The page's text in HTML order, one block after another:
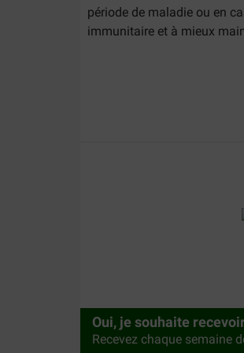
période de maladie ou en
immunitaire et à mieux
Les signes
Assortiment
Oui, je souhaite
Recevez chaque semaine